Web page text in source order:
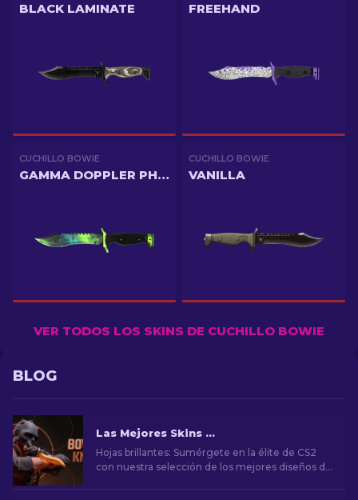
BLACK LAMINATE FREEHAND
CUCHILLO BOWIE
GAMMA DOPPLER PHASE 4
CUCHILLO BOWIE
VANILLA
VER TODOS LOS SKINS DE CUCHILLO BOWIE
BLOG
Las Mejores Skins de Cuchillos Bowie en CS2
Hojas brillantes: Sumérgete en la élite de CS2
con nuestra selección de los mejores diseños de